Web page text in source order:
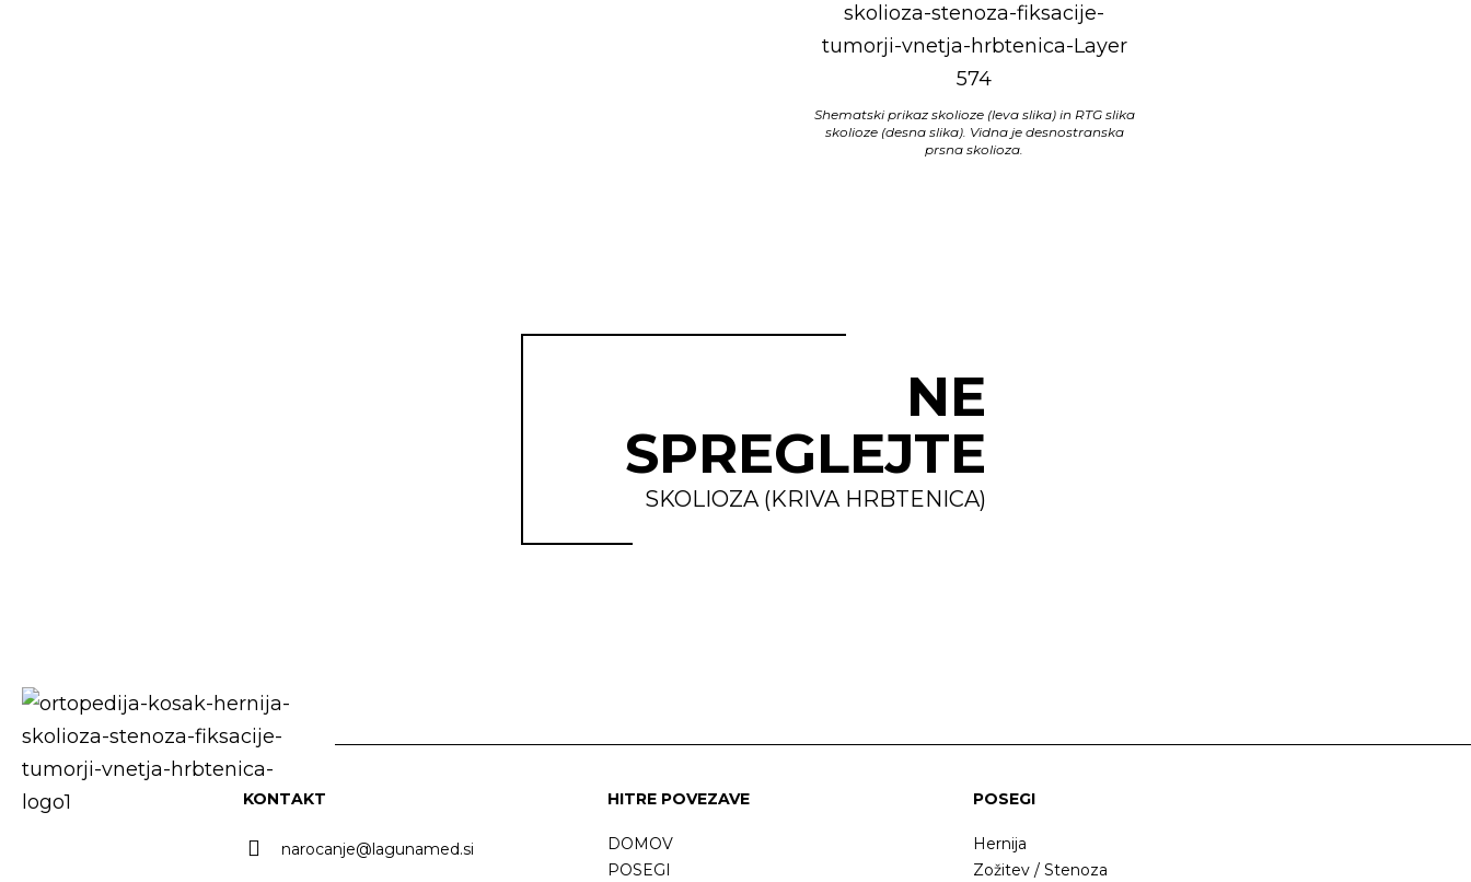
Shematski prikaz skolioze (leva slika) in RTG slika
skolioze (desna slika). Vidna je desnostranska
prsna skolioza.
NE
SPREGLEJTE
SKOLIOZA (KRIVA HRBTENICA)
KONTAKT
narocanje@lagunamed.si
HITRE POVEZAVE
DOMOV
POSEGI
POSEGI
Hernija
Zožitev / Stenoza